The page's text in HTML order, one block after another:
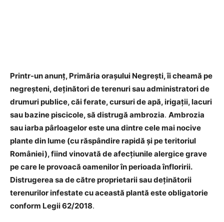
Printr-un anunț, Primăria orașului Negrești, îi cheamă pe
negreșteni, deținători de terenuri sau administratori de
drumuri publice, căi ferate, cursuri de apă, irigații, lacuri
sau bazine piscicole, să distrugă ambrozia. Ambrozia
sau iarba pârloagelor este una dintre cele mai nocive
plante din lume (cu răspândire rapidă și pe teritoriul
României), fiind vinovată de afecțiunile alergice grave
pe care le provoacă oamenilor în perioada înfloririi.
Distrugerea sa de către proprietarii sau deținătorii
terenurilor infestate cu această plantă este obligatorie
conform Legii 62/2018.